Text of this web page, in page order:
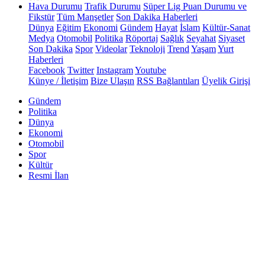
Hava Durumu Trafik Durumu Süper Lig Puan Durumu ve
Fikstür Tüm Manşetler Son Dakika Haberleri
Dünya Eğitim Ekonomi Gündem Hayat İslam Kültür-Sanat
Medya Otomobil Politika Röportaj Sağlık Seyahat Siyaset
Son Dakika Spor Videolar Teknoloji Trend YaşamYurt
Haberleri
Facebook Twitter InstagramYoutube
Künye / İletişim Bize Ulaşın RSS Bağlantıları Üyelik Girişi
Gündem
Politika
Dünya
Ekonomi
Otomobil
Spor
Kültür
Resmi İlan